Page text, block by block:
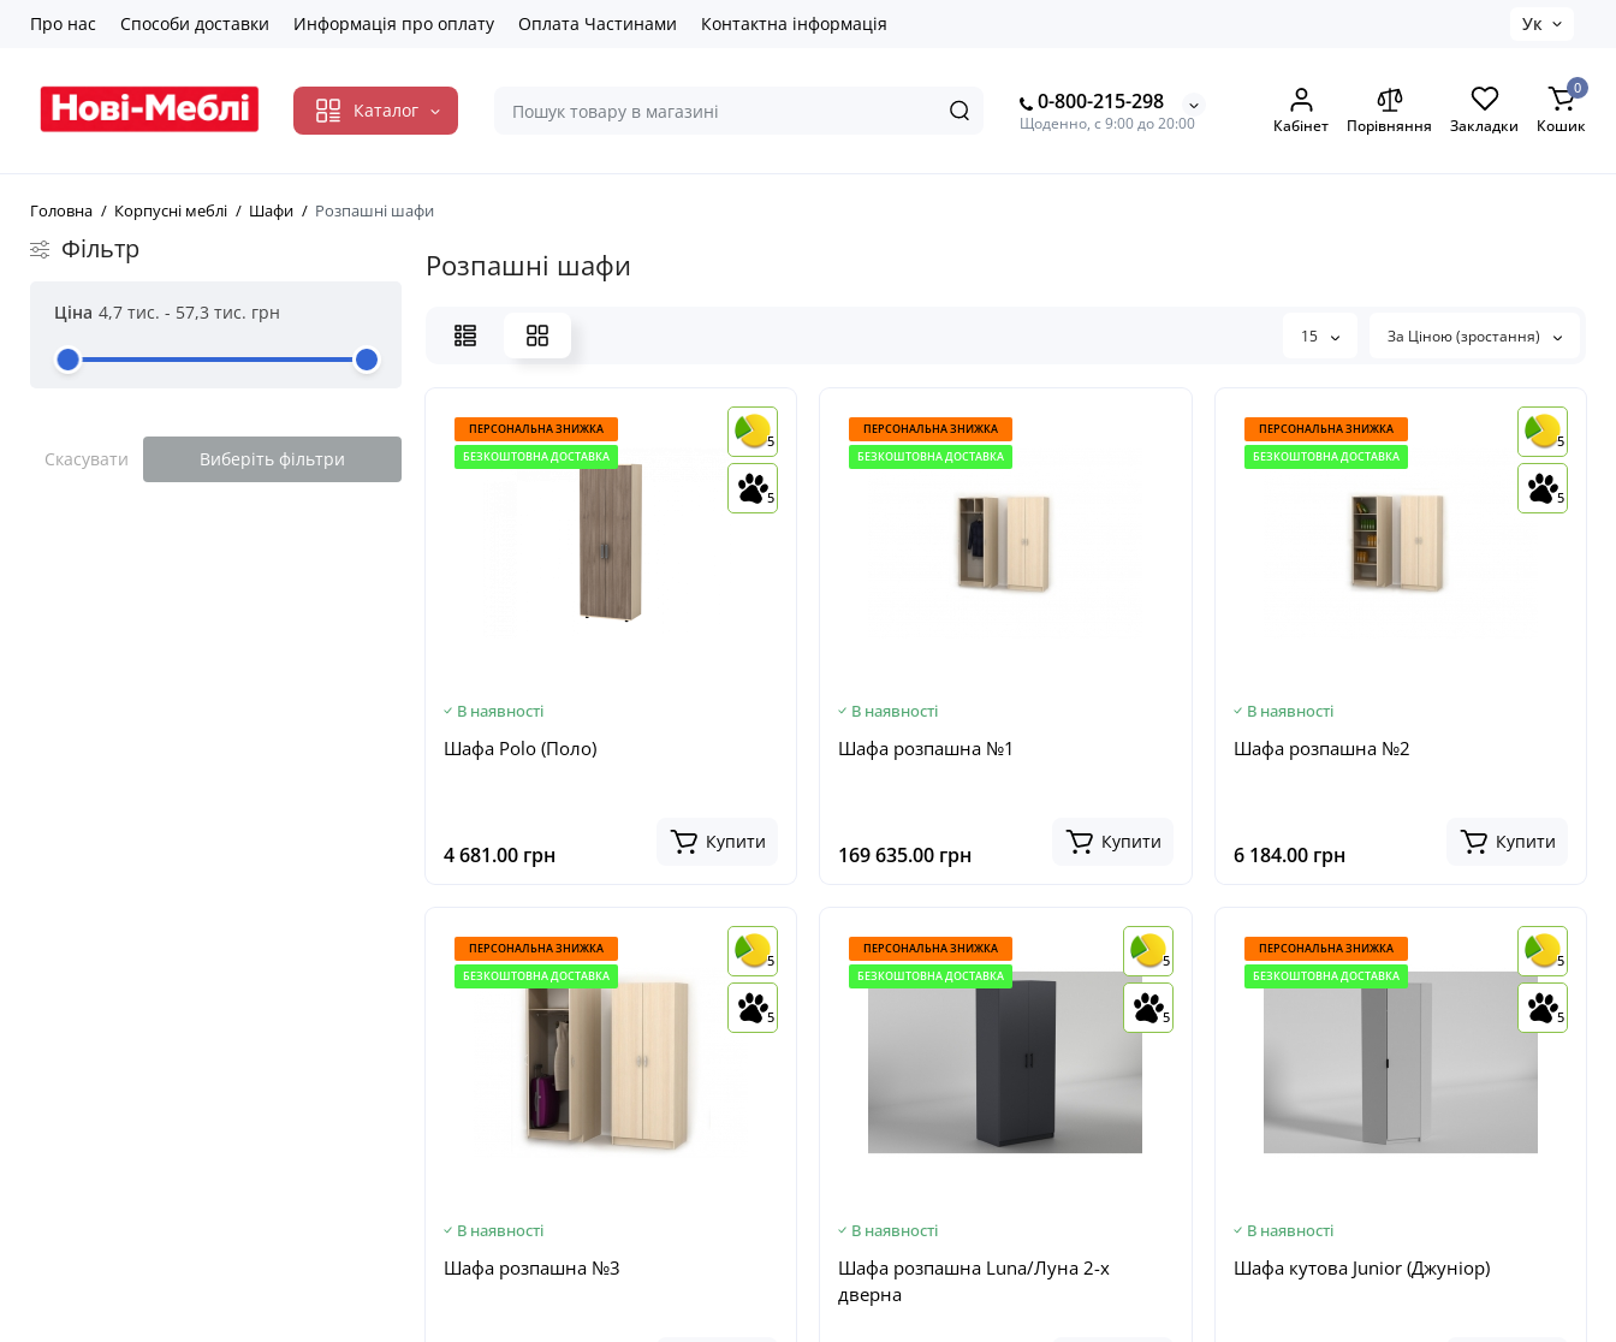
Про нас Способи доставки Информація про оплату Оплата Частинами Контактна інформація Ук
Каталог 0-800-215-298
Щоденно, с 9:00 до 20:00 Кабінет Порівняння Закладки
0
Кошик
Головна Корпусні меблі Шафи Розпашні шафи
Фільтр
4,7 тис. - 57,3 тис. грн
Ціна
Скасувати Виберіть фільтри
Розпашні шафи
15 За Ціною (зростання)
ПЕРСОНАЛЬНА ЗНИЖКА
БЕЗКОШТОВНА ДОСТАВКА
5
5
В наявності
Шафа Polo (Поло)
4 681.00 грн
Купити
ПЕРСОНАЛЬНА ЗНИЖКА
БЕЗКОШТОВНА ДОСТАВКА
В наявності
Шафа розпашна №1
169 635.00 грн
Купити
ПЕРСОНАЛЬНА ЗНИЖКА
БЕЗКОШТОВНА ДОСТАВКА
5
5
В наявності
Шафа розпашна №2
6 184.00 грн
Купити
ПЕРСОНАЛЬНА ЗНИЖКА
БЕЗКОШТОВНА ДОСТАВКА
5
5
В наявності
Шафа розпашна №3
ПЕРСОНАЛЬНА ЗНИЖКА
БЕЗКОШТОВНА ДОСТАВКА
5
5
В наявності
Шафа розпашна Luna/Луна 2-х
дверна
ПЕРСОНАЛЬНА ЗНИЖКА
БЕЗКОШТОВНА ДОСТАВКА
5
5
В наявності
Шафа кутова Junior (Джуніор)